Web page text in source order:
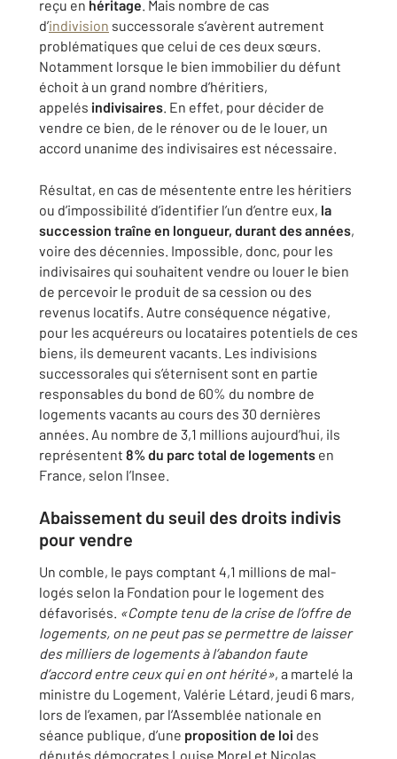
reçu en héritage. Mais nombre de cas
d’indivision successorale s’avèrent autrement
problématiques que celui de ces deux sœurs.
Notamment lorsque le bien immobilier du défunt
échoit à un grand nombre d’héritiers,
appelés indivisaires. En effet, pour décider de
vendre ce bien, de le rénover ou de le louer, un
accord unanime des indivisaires est nécessaire.
Résultat, en cas de mésentente entre les héritiers
ou d’impossibilité d’identifier l’un d’entre eux, la
succession traîne en longueur, durant des années,
voire des décennies. Impossible, donc, pour les
indivisaires qui souhaitent vendre ou louer le bien
de percevoir le produit de sa cession ou des
revenus locatifs. Autre conséquence négative,
pour les acquéreurs ou locataires potentiels de ces
biens, ils demeurent vacants. Les indivisions
successorales qui s’éternisent sont en partie
responsables du bond de 60% du nombre de
logements vacants au cours des 30 dernières
années. Au nombre de 3,1 millions aujourd’hui, ils
représentent 8% du parc total de logements en
France, selon l’Insee.
Abaissement du seuil des droits indivis
pour vendre
Un comble, le pays comptant 4,1 millions de mal-
logés selon la Fondation pour le logement des
défavorisés. «Compte tenu de la crise de l’offre de
logements, on ne peut pas se permettre de laisser
des milliers de logements à l’abandon faute
d’accord entre ceux qui en ont hérité», a martelé la
ministre du Logement, Valérie Létard, jeudi 6 mars,
lors de l’examen, par l’Assemblée nationale en
séance publique, d’une proposition de loi des
députés démocrates Louise Morel et Nicolas